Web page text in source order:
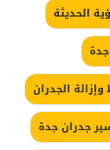
الحديثة
الجدران
جدران جدة